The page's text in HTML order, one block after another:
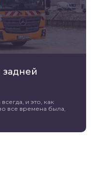
задней
и это, как
все времена была,